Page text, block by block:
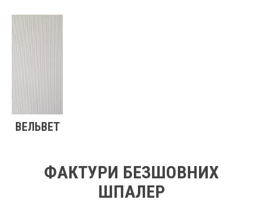
ВЕЛЬВЕТ
ФАКТУРИ БЕЗШОВНИХ
ШПАЛЕР